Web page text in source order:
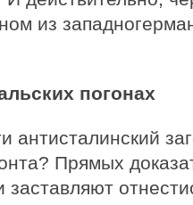
из
погонах
антисталинский
Прямых
заставляют